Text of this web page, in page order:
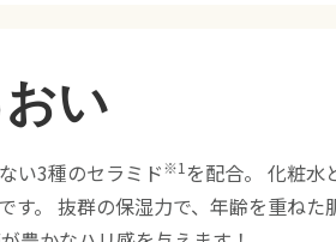
い
い3種のセラミド※1を配合。 化粧水
す。 抜群の保湿力で、年齢を重ねた